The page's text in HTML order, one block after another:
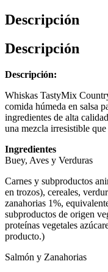
Descripción
Descripción
Descripción:
Whiskas TastyMix
comida húmeda en salsa
ingredientes de alta
una mezcla irresistible
Ingredientes
Buey, Aves y Verduras
Carnes y subproductos
en trozos), cereales,
zanahorias 1%,
subproductos de origen
proteínas vegetales
producto.)
Salmón y Zanahorias